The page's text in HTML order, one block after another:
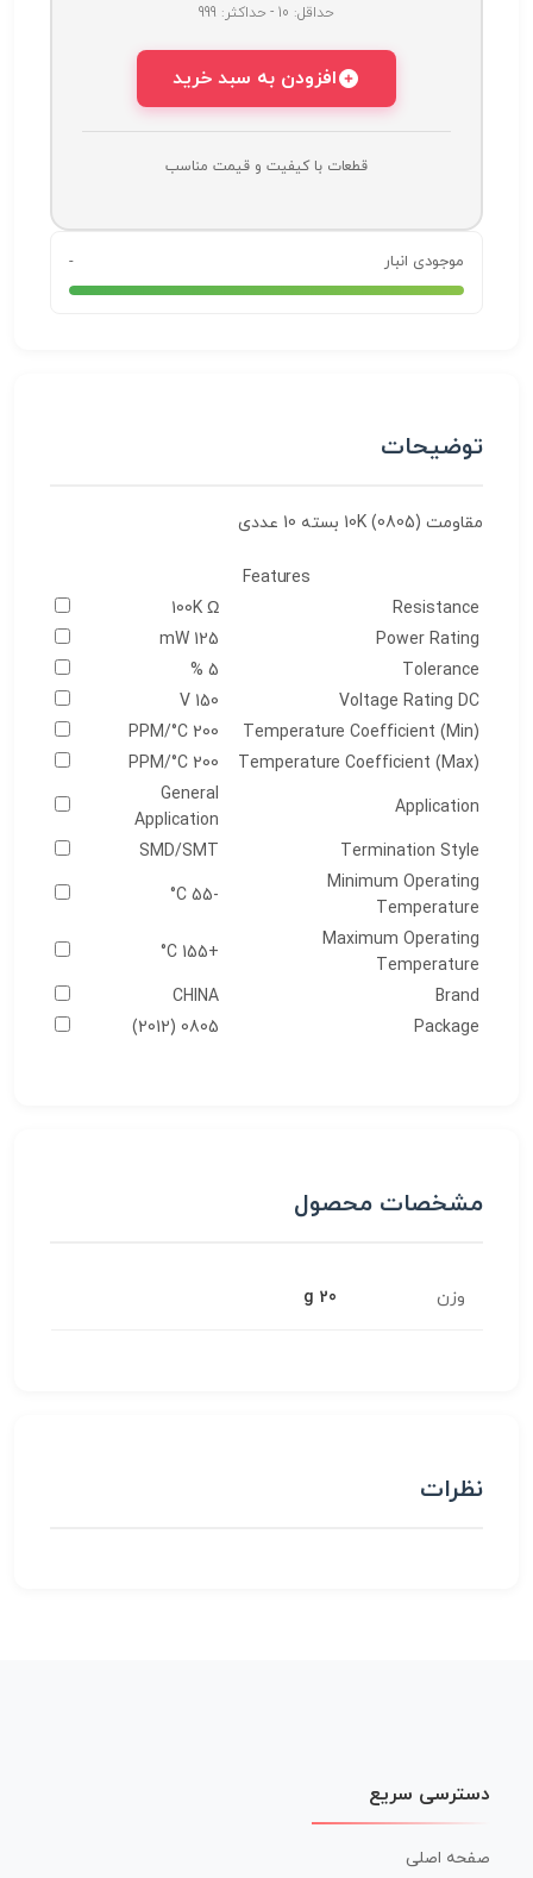
حداقل: 10 - حداکثر: 999
افزودن به سبد خرید
قطعات با کیفیت و قیمت مناسب
موجودی انبار -
توضیحات
مقاومت 10K (0805) بسته 10 عددی
Features
Resistance
100K Ω
Power Rating
125 mW
Tolerance
5 %
Voltage Rating DC
150 V
Temperature Coefficient (Min)
200 PPM/°C
Temperature Coefficient (Max)
200 PPM/°C
Application
General
Application
Termination Style
SMD/SMT
Minimum Operating
Temperature
-55 C°
Maximum Operating
Temperature
+155 C°
Brand
CHINA
Package
0805 (2012)
مشخصات محصول
وزن 20 g
نظرات
دسترسی سریع
صفحه اصلی